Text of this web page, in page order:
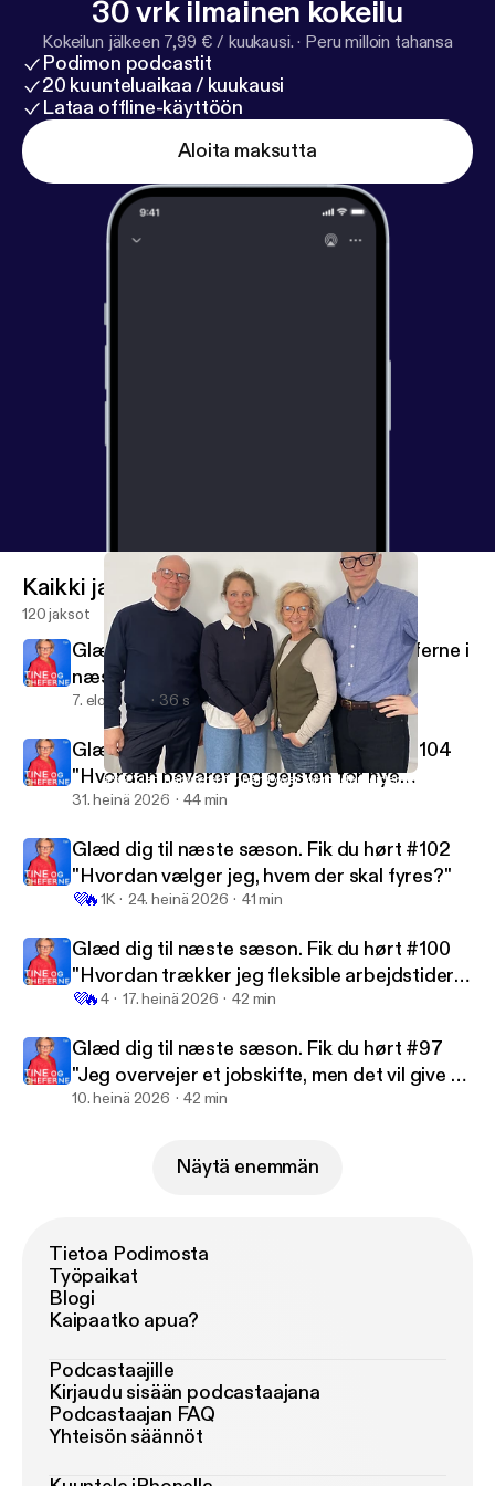
produceret af Rakkerpak Productions for Djøf.
30 vrk ilmainen kokeilu
Kokeilun jälkeen 7,99 € / kuukausi. · Peru milloin tahansa
Podimon podcastit
20 kuunteluaikaa / kuukausi
Lataa offline-käyttöön
Aloita maksutta
#99 "Jeg har været for hård over for medarbejderne"
Tine og cheferne
Kaikki jaksot
120 jaksot
Glæd jer til en ny sæson af Tine og cheferne i
næste uge
7. elo 2026 36 s
Glæd dig til næste sæson. Fik du hørt #104
"Hvordan bevarer jeg gejsten for nye
medarbejdere?"
31. heinä 2026 44 min
Glæd dig til næste sæson. Fik du hørt #102
"Hvordan vælger jeg, hvem der skal fyres?"
💜🔥1K 24. heinä 2026 41 min
Glæd dig til næste sæson. Fik du hørt #100
"Hvordan trækker jeg fleksible arbejdstider
tilbage?"
💜🔥4 17. heinä 2026 42 min
Glæd dig til næste sæson. Fik du hørt #97
"Jeg overvejer et jobskifte, men det vil give en
ekstrem lønnedgang"?
10. heinä 2026 42 min
Näytä enemmän
Tietoa Podimosta
Työpaikat
Blogi
Kaipaatko apua?
Podcastaajille
Kirjaudu sisään podcastaajana
Podcastaajan FAQ
Yhteisön säännöt